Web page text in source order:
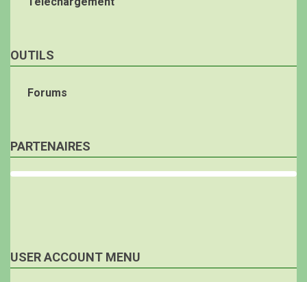
OUTILS
Forums
PARTENAIRES
USER ACCOUNT MENU